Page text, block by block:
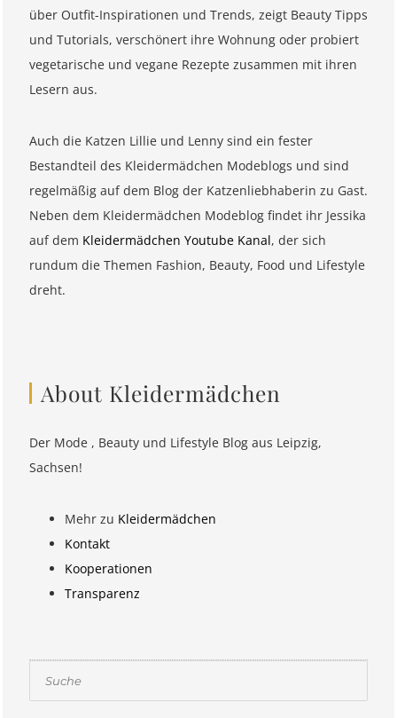
über Outfit-Inspirationen und Trends, zeigt Beauty Tipps
und Tutorials, verschönert ihre Wohnung oder probiert
vegetarische und vegane Rezepte zusammen mit ihren
Lesern aus.
Auch die Katzen Lillie und Lenny sind ein fester
Bestandteil des Kleidermädchen Modeblogs und sind
regelmäßig auf dem Blog der Katzenliebhaberin zu Gast.
Neben dem Kleidermädchen Modeblog findet ihr Jessika
auf dem Kleidermädchen Youtube Kanal, der sich
rundum die Themen Fashion, Beauty, Food und Lifestyle
dreht.
About Kleidermädchen
Der Mode , Beauty und Lifestyle Blog aus Leipzig,
Sachsen!
Mehr zu Kleidermädchen
Kontakt
Kooperationen
Transparenz